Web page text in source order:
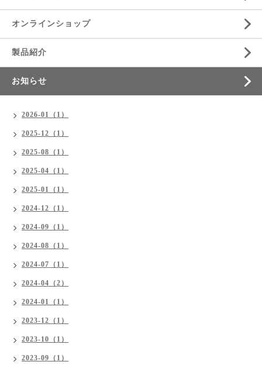
オンラインショップ
製品紹介
お知らせ
2026-01（1）
2025-12（1）
2025-08（1）
2025-04（1）
2025-01（1）
2024-12（1）
2024-09（1）
2024-08（1）
2024-07（1）
2024-04（2）
2024-01（1）
2023-12（1）
2023-10（1）
2023-09（1）